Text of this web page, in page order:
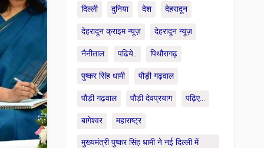
दिल्ली दुनिया देश देहरादून
देहरादून क्राइम न्यूज़ देहरादून न्यूज़
नैनीताल पढिये.. पिथौरागढ़
पुष्कर सिंह धामी पौड़ी गढ़वाल
पौड़ी गढ़वाल पौड़ी देवप्रयाग पढ़िए...
बागेश्वर महाराष्ट्र
मुख्यमंत्री पुष्कर सिंह धामी ने नई दिल्ली में